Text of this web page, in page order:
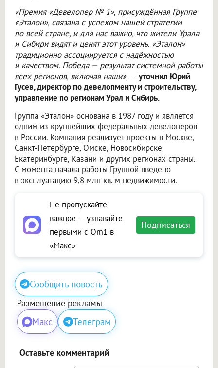
«Премия «Девелопер № 1», присуждённая Группе
«Эталон», связана с успехом нашей стратегии
по всей стране, и для нас важно, что жители Урала
и Сибири видят и ценят этот уровень. «Эталон»
традиционно ассоциируется с надёжностью
и качеством. Победа — результат системной работы
всех регионов, включая наши», — уточнил Юрий
Гусев, директор по девелопменту и строительству,
управление по регионам Урал и Сибирь.
Группа «Эталон» основана в 1987 году и является
одним из крупнейших федеральных девелоперов
в России. Компания реализует проекты в Москве,
Санкт-Петербурге, Омске, Новосибирске,
Екатеринбурге, Казани и других регионах страны.
С момента начала работы Группой введено
в эксплуатацию 9,8 млн кв. м недвижимости.
Не пропускайте
важное — узнавайте
первыми с Om1 в
«Макс»
Подписаться
Сообщить новость
Размещение рекламы
Макс Телеграм
Оставьте комментарий